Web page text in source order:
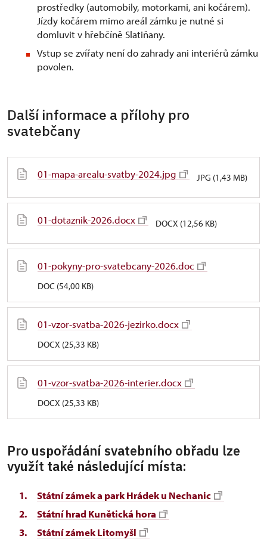
prostředky (automobily, motorkami, ani kočárem).
Jízdy kočárem mimo areál zámku je nutné si
domluvit v hřebčíně Slatiňany.
Vstup se zvířaty není do zahrady ani interiérů zámku
povolen.
Další informace a přílohy pro
svatebčany
01-mapa-arealu-svatby-2024.jpg JPG (1,43 MB)
01-dotaznik-2026.docx DOCX (12,56 KB)
01-pokyny-pro-svatebcany-2026.doc
DOC (54,00 KB)
01-vzor-svatba-2026-jezirko.docx
DOCX (25,33 KB)
01-vzor-svatba-2026-interier.docx
DOCX (25,33 KB)
Pro uspořádání svatebního obřadu lze
využít také následující místa:
Státní zámek a park Hrádek u Nechanic
Státní hrad Kunětická hora
Státní zámek Litomyšl